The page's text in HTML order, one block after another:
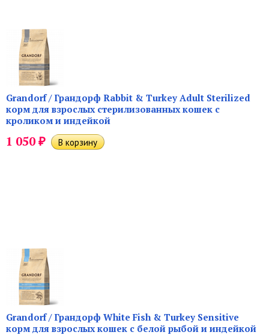
Grandorf / Грандорф Rabbit & Turkey Adult Sterilized
корм для взрослых стерилизованных кошек с
кроликом и индейкой
1 050₽
Grandorf / Грандорф White Fish & Turkey Sensitive
корм для взрослых кошек с белой рыбой и индейкой